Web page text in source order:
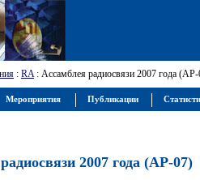
: RA: Ассамблея радиосвязи 2007 года
2007 года (АР-07)
Мероприятия Публикации